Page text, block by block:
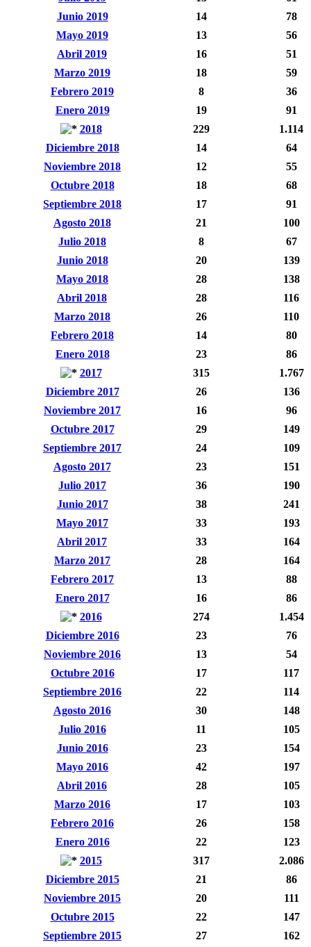
Junio 2019
14
78
Mayo 2019
13
56
Abril 2019
16
51
Marzo 2019
18
59
Febrero 2019
8
36
Enero 2019
19
91
2018
229
1.114
Diciembre 2018
14
64
Noviembre 2018
12
55
Octubre 2018
18
68
Septiembre 2018
17
91
Agosto 2018
21
100
Julio 2018
8
67
Junio 2018
20
139
Mayo 2018
28
138
Abril 2018
28
116
Marzo 2018
26
110
Febrero 2018
14
80
Enero 2018
23
86
2017
315
1.767
Diciembre 2017
26
136
Noviembre 2017
16
96
Octubre 2017
29
149
Septiembre 2017
24
109
Agosto 2017
23
151
Julio 2017
36
190
Junio 2017
38
241
Mayo 2017
33
193
Abril 2017
33
164
Marzo 2017
28
164
Febrero 2017
13
88
Enero 2017
16
86
2016
274
1.454
Diciembre 2016
23
76
Noviembre 2016
13
54
Octubre 2016
17
117
Septiembre 2016
22
114
Agosto 2016
30
148
Julio 2016
11
105
Junio 2016
23
154
Mayo 2016
42
197
Abril 2016
28
105
Marzo 2016
17
103
Febrero 2016
26
158
Enero 2016
22
123
2015
317
2.086
Diciembre 2015
21
86
Noviembre 2015
20
111
Octubre 2015
22
147
Septiembre 2015
27
162